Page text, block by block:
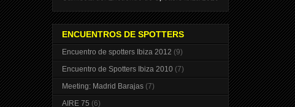
ENCUENTROS DE SPOTTERS
Encuentro de spotters Ibiza 2012 (9)
Encuentro de Spotters Ibiza 2010 (7)
Meeting: Madrid Barajas (7)
AIRE 75 (6)